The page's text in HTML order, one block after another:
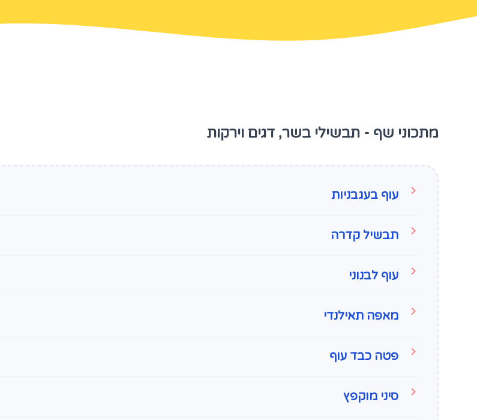
מתכוני שף - תבשילי בשר, דגים וירקות
עוף בעגבניות
תבשיל קדרה
עוף לבנוני
מאפה תאילנדי
פטה כבד עוף
סיני מוקפץ